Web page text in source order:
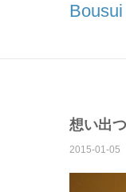
想い出
2015-01-05